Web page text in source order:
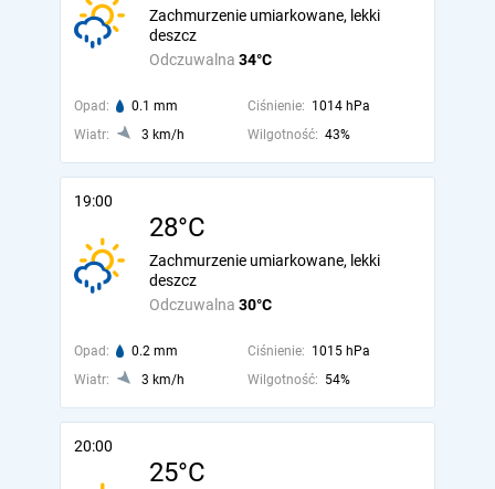
Odczuwalna 34°C
Zachmurzenie umiarkowane, lekki
deszcz
Opad: 0.1 mm Ciśnienie: 1014 hPa
Wiatr:
3 km/h Wilgotność: 43%
19:00
28°C
Odczuwalna 30°C
Zachmurzenie umiarkowane, lekki
deszcz
Opad: 0.2 mm Ciśnienie: 1015 hPa
Wiatr:
3 km/h Wilgotność: 54%
20:00
25°C